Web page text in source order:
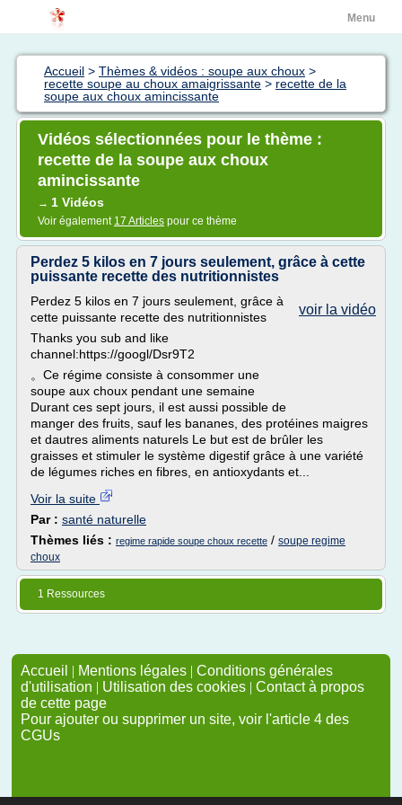
Menu
Accueil > Thèmes & vidéos : soupe aux choux >
recette soupe au choux amaigrissante > recette de la
soupe aux choux amincissante
Vidéos sélectionnées pour le thème :
recette de la soupe aux choux
amincissante
→ 1 Vidéos
Voir également 17 Articles pour ce thème
Perdez 5 kilos en 7 jours seulement, grâce à cette
puissante recette des nutritionnistes
voir la vidéo
Perdez 5 kilos en 7 jours seulement, grâce à
cette puissante recette des nutritionnistes
Thanks you sub and like
channel:https://googl/Dsr9T2
。Ce régime consiste à consommer une
soupe aux choux pendant une semaine
Durant ces sept jours, il est aussi possible de
manger des fruits, sauf les bananes, des protéines maigres
et dautres aliments naturels Le but est de brûler les
graisses et stimuler le système digestif grâce à une variété
de légumes riches en fibres, en antioxydants et...
Voir la suite
Par : santé naturelle
Thèmes liés : regime rapide soupe choux recette / soupe regime
choux
1 Ressources
Accueil | Mentions légales | Conditions générales
d'utilisation | Utilisation des cookies | Contact à propos
de cette page
Pour ajouter ou supprimer un site, voir l'article 4 des
CGUs